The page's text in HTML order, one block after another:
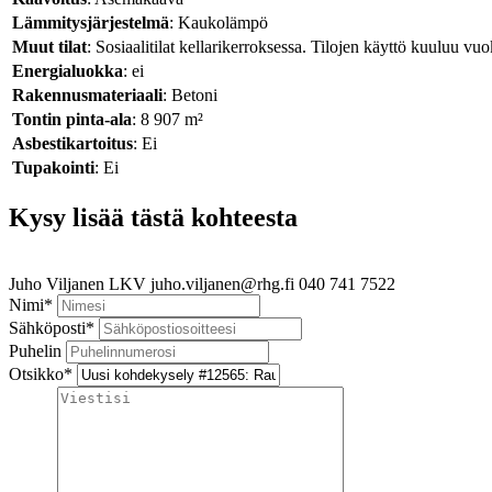
Lämmitysjärjestelmä: Kaukolämpö
Muut tilat: Sosiaalitilat kellarikerroksessa. Tilojen käyttö kuuluu
Energialuokka: ei
Rakennusmateriaali: Betoni
Tontin pinta-ala: 8 907 m²
Asbestikartoitus: Ei
Tupakointi: Ei
Kysy lisää tästä kohteesta
Juho Viljanen LKV juho.viljanen@rhg.fi 040 741 7522
Nimi*
Sähköposti*
Puhelin
Otsikko*